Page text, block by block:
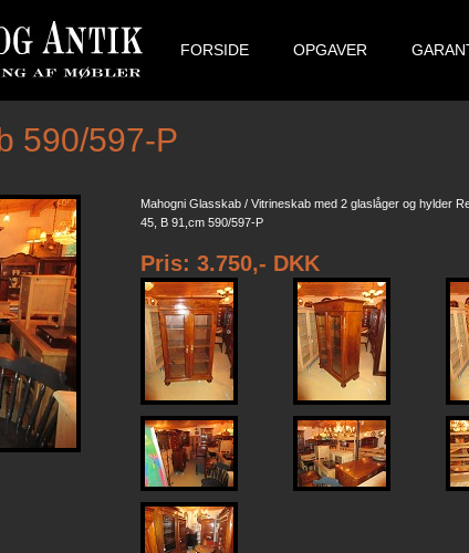
FORSIDE OPGAVER
590/597-P
Mahogni Glasskab / Vitrineskab med 2 glaslåger og hylder
45, B 91,cm 590/597-P
Pris: 3.750,- DKK